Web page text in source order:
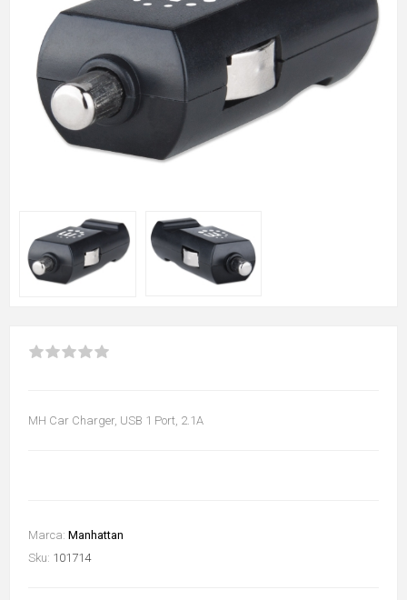
MH Car Charger, USB 1 Port, 2.1A
Marca: Manhattan
Sku: 101714